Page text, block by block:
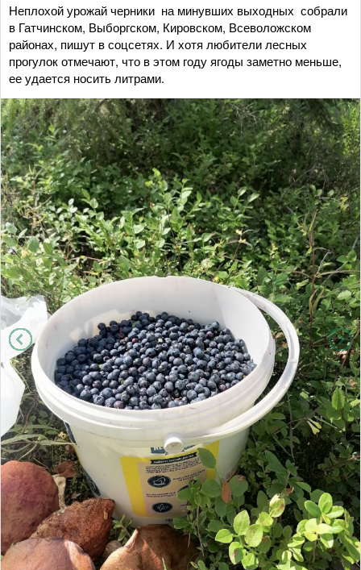
Неплохой урожай черники на минувших выходных собрали
в Гатчинском, Выборгском, Кировском, Всеволожском
районах, пишут в соцсетях. И хотя любители лесных
прогулок отмечают, что в этом году ягоды заметно меньше,
ее удается носить литрами.